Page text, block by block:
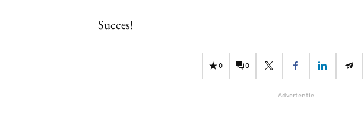
Succes!
0 0
Advertentie